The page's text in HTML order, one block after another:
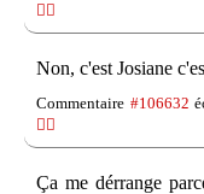
👎🏽
Non, c'est Josiane
Commentaire #106632
👎🏽
Ça me dérrange